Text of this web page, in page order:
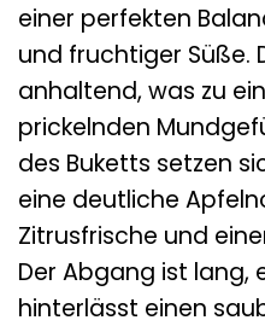
einer perfekten
und fruchtiger Süße.
anhaltend, was zu
prickelnden
des Buketts setzen
eine deutliche
Zitrusfrische und
Der Abgang ist lang,
hinterlässt einen